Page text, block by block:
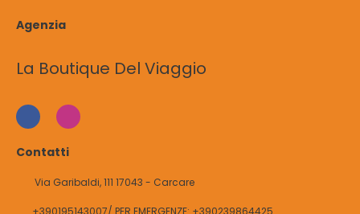
Agenzia
La Boutique Del Viaggio
Contatti
Via Garibaldi, 111 17043 - Carcare
+390195143007/ PER EMERGENZE: +390239864425